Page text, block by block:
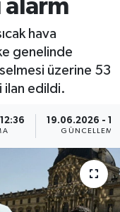
hava
genelinde
üzerine 53
ilan edildi.
19.06.2026 -
GÜNCELLEME